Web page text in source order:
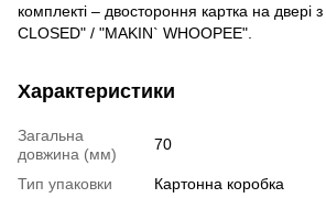
комплекті – двостороння картка на двері
CLOSED" / "MAKIN` WHOOPEE".
Характеристики
Загальна
довжина (мм)
70
Тип упаковки
Картонна коробка